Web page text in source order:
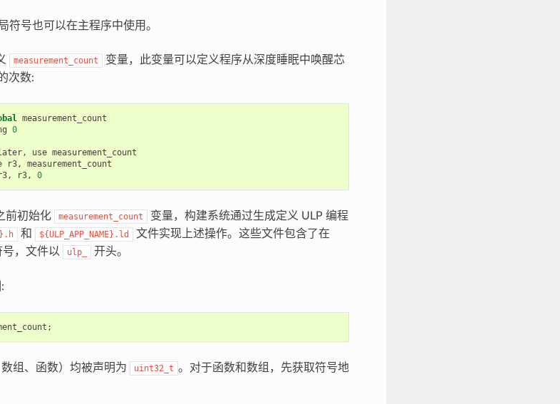
符号也可以在主程序中使用。
measurement_count
变量，此变量可以定义程序从深度睡眠中唤醒芯
次数:
measurement_count
0
, use measurement_count
r3,
measurement_count
, r3, 0
前初始化 measurement_count
变量，构建系统通过生成定义 ULP 编程
和 ${ULP_APP_NAME}.ld
文件实现上述操作。这些文件包含了在
，文件以
ulp_ 开头。
;
组、函数）均被声明为 uint32_t 。对于函数和数组，先获取符号地